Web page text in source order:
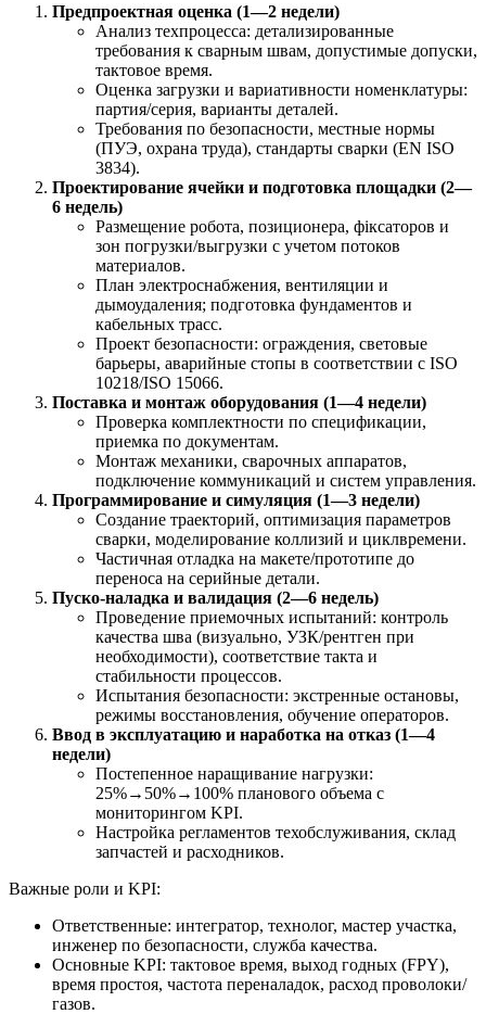
Предпроектная оценка (1—2 недели)
Анализ техпроцесса: детализированные
требования к сварным швам, допустимые допуски,
тактовое время.
Оценка загрузки и вариативности номенклатуры:
партия/серия, варианты деталей.
Требования по безопасности, местные нормы
(ПУЭ, охрана труда), стандарты сварки (EN ISO
3834).
Проектирование ячейки и подготовка площадки (2—
6 недель)
Размещение робота, позиционера, фіксаторов и
зон погрузки/выгрузки с учетом потоков
материалов.
План электроснабжения, вентиляции и
дымоудаления; подготовка фундаментов и
кабельных трасс.
Проект безопасности: ограждения, световые
барьеры, аварийные стопы в соответствии с ISO
10218/ISO 15066.
Поставка и монтаж оборудования (1—4 недели)
Проверка комплектности по спецификации,
приемка по документам.
Монтаж механики, сварочных аппаратов,
подключение коммуникаций и систем управления.
Программирование и симуляция (1—3 недели)
Создание траекторий, оптимизация параметров
сварки, моделирование коллизий и циклвремени.
Частичная отладка на макете/прототипе до
переноса на серийные детали.
Пуско-наладка и валидация (2—6 недель)
Проведение приемочных испытаний: контроль
качества шва (визуально, УЗК/рентген при
необходимости), соответствие такта и
стабильности процессов.
Испытания безопасности: экстренные остановы,
режимы восстановления, обучение операторов.
Ввод в эксплуатацию и наработка на отказ (1—4
недели)
Постепенное наращивание нагрузки:
25%→50%→100% планового объема с
мониторингом KPI.
Настройка регламентов техобслуживания, склад
запчастей и расходников.
Важные роли и KPI:
Ответственные: интегратор, технолог, мастер участка,
инженер по безопасности, служба качества.
Основные KPI: тактовое время, выход годных (FPY),
время простоя, частота переналадок, расход проволоки/
газов.